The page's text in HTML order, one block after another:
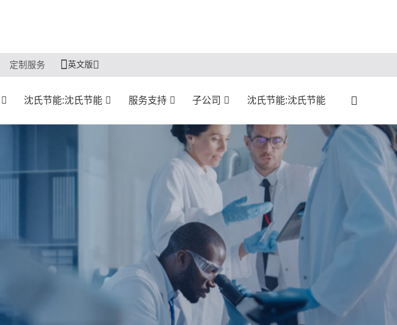
定制服务 英文版
沈氏节能:沈氏节能 服务支持 子公司 沈氏节能:沈氏节能